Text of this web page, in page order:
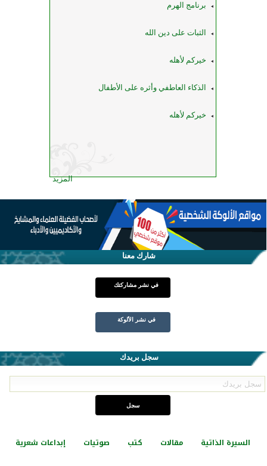
برنامج الهرم
الثبات على دين الله
خيركم لأهله
الذكاء العاطفي وأثره على الأطفال
خيركم لأهله
المزيد
شارك معنا
في نشر مشاركتك
في نشر الألوكة
سجل بريدك
السيرة الذاتية مقالات كتب صوتيات إبداعات شعرية